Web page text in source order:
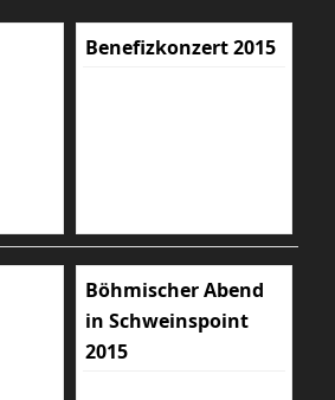
Benefizkonzert 2015
Böhmischer Abend
in Schweinspoint
2015